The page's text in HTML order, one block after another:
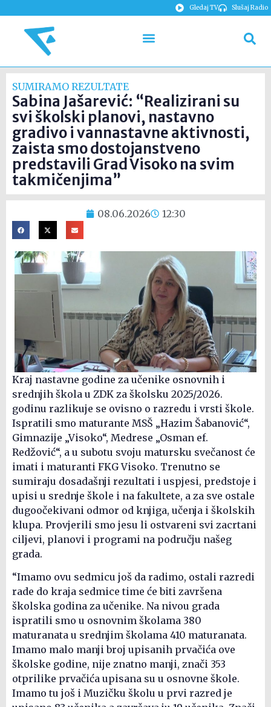
Gledaj TV Slušaj Radio
SUMIRAMO REZULTATE
Sabina Jašarević: “Realizirani su
svi školski planovi, nastavno
gradivo i vannastavne aktivnosti,
zaista smo dostojanstveno
predstavili Grad Visoko na svim
takmičenjima”
08.06.2026 12:30
Kraj nastavne godine za učenike osnovnih i
srednjih škola u ZDK za školsku 2025/2026.
godinu razlikuje se ovisno o razredu i vrsti škole.
Ispratili smo maturante MSŠ „Hazim Šabanović“,
Gimnazije „Visoko“, Medrese „Osman ef.
Redžović“, a u subotu svoju matursku svečanost će
imati i maturanti FKG Visoko. Trenutno se
sumiraju dosadašnji rezultati i uspjesi, predstoje i
upisi u srednje škole i na fakultete, a za sve ostale
dugoočekivani odmor od knjiga, učenja i školskih
klupa. Provjerili smo jesu li ostvareni svi zacrtani
ciljevi, planovi i programi na području našeg
grada.
“Imamo ovu sedmicu još da radimo, ostali razredi
rade do kraja sedmice time će biti završena
školska godina za učenike. Na nivou grada
ispratili smo u osnovnim školama 380
maturanata u srednjim školama 410 maturanata.
Imamo malo manji broj upisanih prvačića ove
školske godine, nije znatno manji, znači 353
otprilike prvačića upisana su u osnovne škole.
Imamo tu još i Muzičku školu u prvi razred je